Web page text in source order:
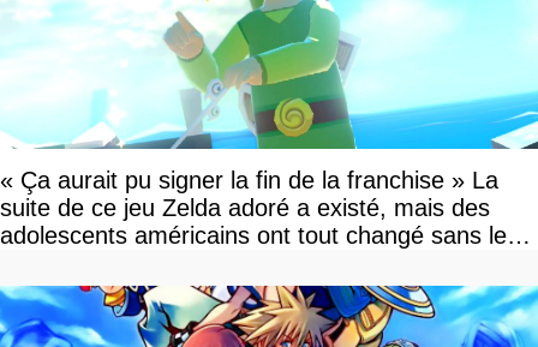
« Ça aurait pu signer la fin de la franchise » La
suite de ce jeu Zelda adoré a existé, mais des
adolescents américains ont tout changé sans le